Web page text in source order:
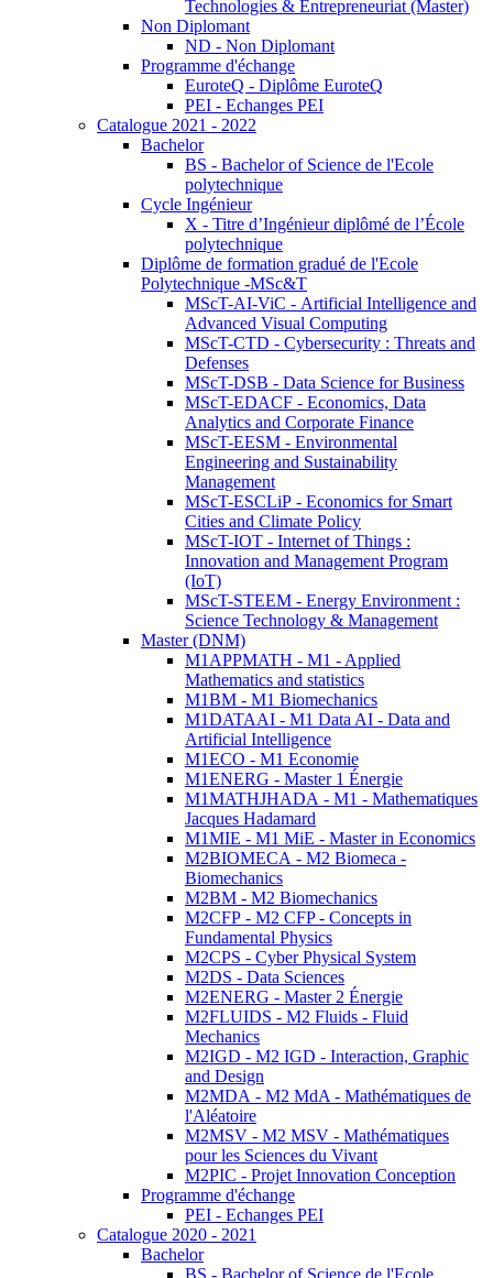
Technologies & Entrepreneuriat (Master)
Non Diplomant
ND - Non Diplomant
Programme d'échange
EuroteQ - Diplôme EuroteQ
PEI - Echanges PEI
Catalogue 2021 - 2022
Bachelor
BS - Bachelor of Science de l'Ecole
polytechnique
Cycle Ingénieur
X - Titre d’Ingénieur diplômé de l’École
polytechnique
Diplôme de formation gradué de l'Ecole
Polytechnique -MSc&T
MScT-AI-ViC - Artificial Intelligence and
Advanced Visual Computing
MScT-CTD - Cybersecurity : Threats and
Defenses
MScT-DSB - Data Science for Business
MScT-EDACF - Economics, Data
Analytics and Corporate Finance
MScT-EESM - Environmental
Engineering and Sustainability
Management
MScT-ESCLiP - Economics for Smart
Cities and Climate Policy
MScT-IOT - Internet of Things :
Innovation and Management Program
(IoT)
MScT-STEEM - Energy Environment :
Science Technology & Management
Master (DNM)
M1APPMATH - M1 - Applied
Mathematics and statistics
M1BM - M1 Biomechanics
M1DATAAI - M1 Data AI - Data and
Artificial Intelligence
M1ECO - M1 Economie
M1ENERG - Master 1 Énergie
M1MATHJHADA - M1 - Mathematiques
Jacques Hadamard
M1MIE - M1 MiE - Master in Economics
M2BIOMECA - M2 Biomeca -
Biomechanics
M2BM - M2 Biomechanics
M2CFP - M2 CFP - Concepts in
Fundamental Physics
M2CPS - Cyber Physical System
M2DS - Data Sciences
M2ENERG - Master 2 Énergie
M2FLUIDS - M2 Fluids - Fluid
Mechanics
M2IGD - M2 IGD - Interaction, Graphic
and Design
M2MDA - M2 MdA - Mathématiques de
l'Aléatoire
M2MSV - M2 MSV - Mathématiques
pour les Sciences du Vivant
M2PIC - Projet Innovation Conception
Programme d'échange
PEI - Echanges PEI
Catalogue 2020 - 2021
Bachelor
BS - Bachelor of Science de l'Ecole